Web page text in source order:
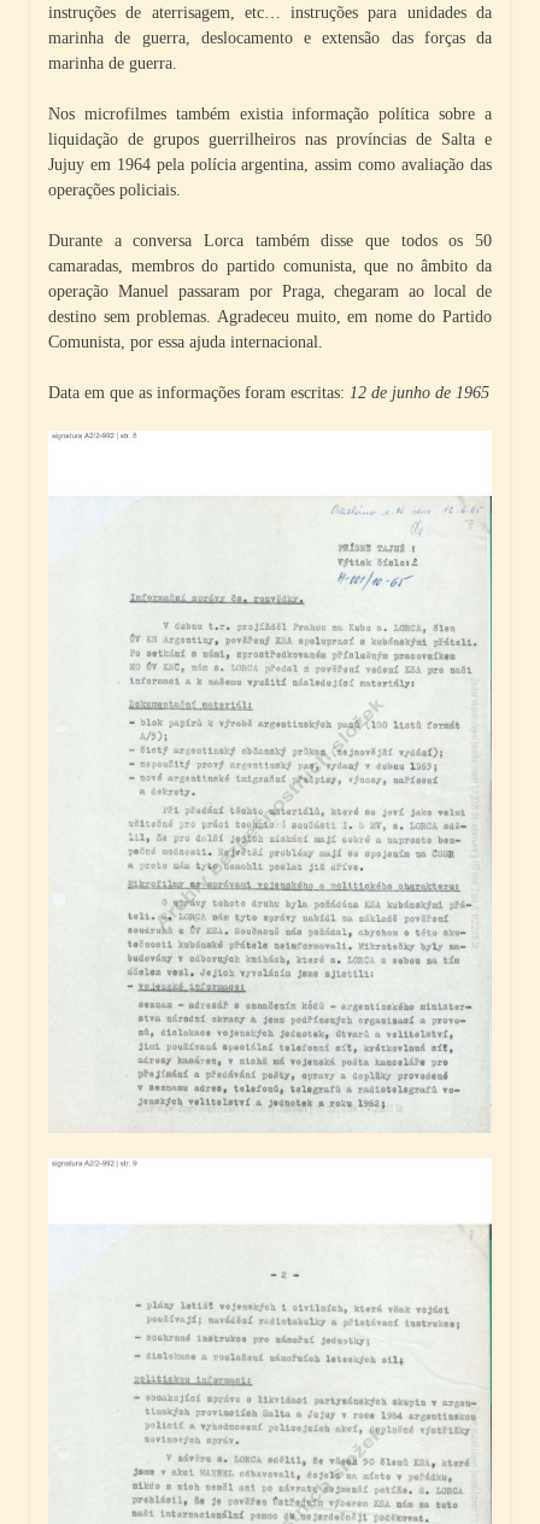
instruções de aterrisagem, etc… instruções para unidades da
marinha de guerra, deslocamento e extensão das forças da
marinha de guerra.
Nos microfilmes também existia informação política sobre a
liquidação de grupos guerrilheiros nas províncias de Salta e
Jujuy em 1964 pela polícia argentina, assim como avaliação das
operações policiais.
Durante a conversa Lorca também disse que todos os 50
camaradas, membros do partido comunista, que no âmbito da
operação Manuel passaram por Praga, chegaram ao local de
destino sem problemas. Agradeceu muito, em nome do Partido
Comunista, por essa ajuda internacional.
Data em que as informações foram escritas: 12 de junho de 1965